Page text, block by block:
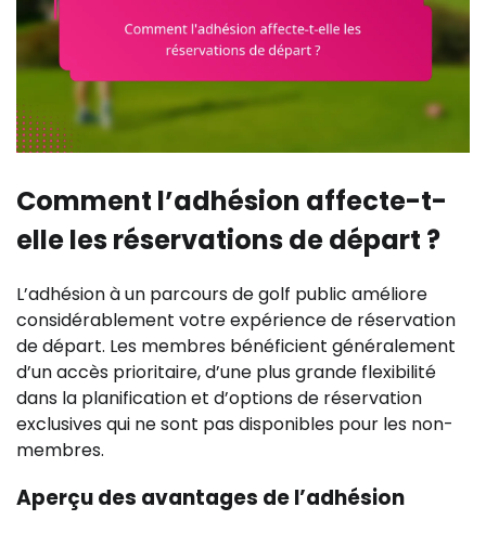
Comment l’adhésion affecte-t-
elle les réservations de départ ?
L’adhésion à un parcours de golf public améliore
considérablement votre expérience de réservation
de départ. Les membres bénéficient généralement
d’un accès prioritaire, d’une plus grande flexibilité
dans la planification et d’options de réservation
exclusives qui ne sont pas disponibles pour les non-
membres.
Aperçu des avantages de l’adhésion